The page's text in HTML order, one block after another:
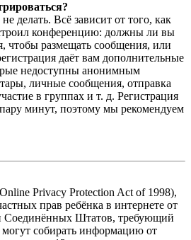
делать. Всё зависит от того, как
конференцию: должны ли вы
чтобы размещать сообщения, или
даёт вам дополнительные
недоступны анонимным
личные сообщения, отправка
в группах и т. д. Регистрация
пару минут, поэтому мы рекомендуем
Privacy Protection Act of 1998),
прав ребёнка в интернете от
Соединённых Штатов, требующий
могут собирать информацию от